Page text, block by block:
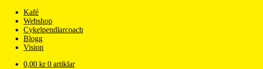
Kafé
Webshop
Cykelpendlarcoach
Blogg
Vision
0,00 kr 0 artiklar